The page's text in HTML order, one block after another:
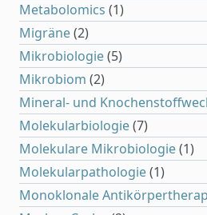
Metabolomics (1)
Migräne(2)
Mikrobiologie(5)
Mikrobiom (2)
Mineral- und
Molekularbiologie(7)
Molekulare Mikrobiologie(1)
Molekularpathologie(1)
Monoklonale